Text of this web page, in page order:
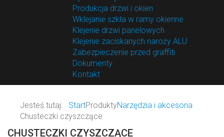
Produkcja drzwi i okien
Wklejanie szkła w ramy okienne
Klejenie drzwi panelowych
Klejenie zaciskanych naroży ALU
Zabezpieczenie przed graffiti
Dokumenty
Kontakt
Jesteś tutaj: StartProduktyNarzędzia i akcesoria
Chusteczki czyszczące
CHUSTECZKI CZYSZCZĄCE